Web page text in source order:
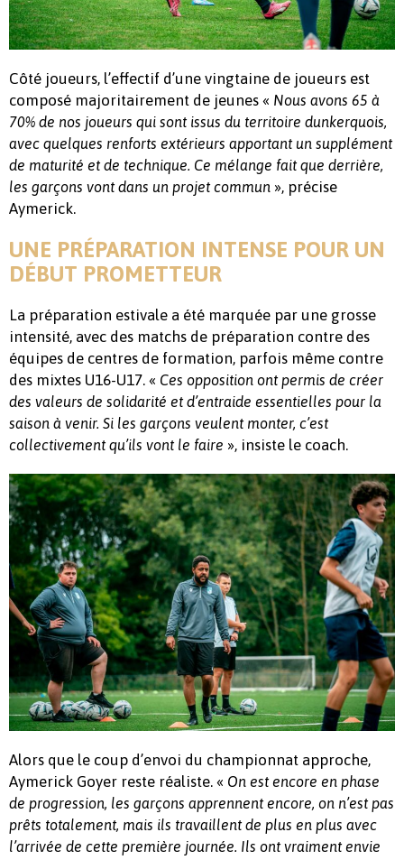
Côté joueurs, l’effectif d’une vingtaine de joueurs est
composé majoritairement de jeunes « Nous avons 65 à
70% de nos joueurs qui sont issus du territoire dunkerquois,
avec quelques renforts extérieurs apportant un supplément
de maturité et de technique. Ce mélange fait que derrière,
les garçons vont dans un projet commun », précise
Aymerick.
UNE PRÉPARATION INTENSE POUR UN
DÉBUT PROMETTEUR
La préparation estivale a été marquée par une grosse
intensité, avec des matchs de préparation contre des
équipes de centres de formation, parfois même contre
des mixtes U16-U17. « Ces opposition ont permis de créer
des valeurs de solidarité et d’entraide essentielles pour la
saison à venir. Si les garçons veulent monter, c’est
collectivement qu’ils vont le faire », insiste le coach.
Alors que le coup d’envoi du championnat approche,
Aymerick Goyer reste réaliste. « On est encore en phase
de progression, les garçons apprennent encore, on n’est pas
prêts totalement, mais ils travaillent de plus en plus avec
l’arrivée de cette première journée. Ils ont vraiment envie